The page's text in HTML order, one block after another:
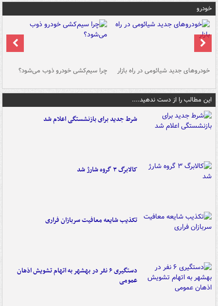
خودرو
خودروهای جدید شیائومی در راه بازار چرا سیم‌کشی خودرو ذوب می‌شود؟
این مطالب را از دست ندهید....
شرط جدید برای بازنشستگی اعلام شد
کالابرگ ۳ گروه شارژ شد
تکذیب شایعه معافیت سربازان فراری
دستگیری ۶ نفر در بهشهر به اتهام تشویش اذهان
عمومی